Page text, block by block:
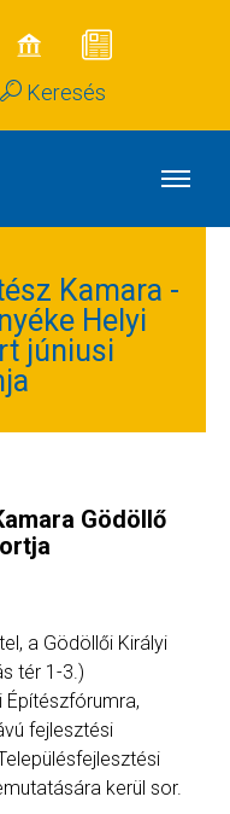
Keresés
Kamara -
Helyi
júniusi
Gödöllő
a Gödöllői Királyi
tér 1-3.)
Építészfórumra,
fejlesztési
kerül sor.